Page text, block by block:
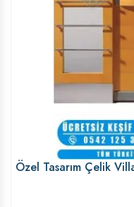
Özel Tasarım Çelik